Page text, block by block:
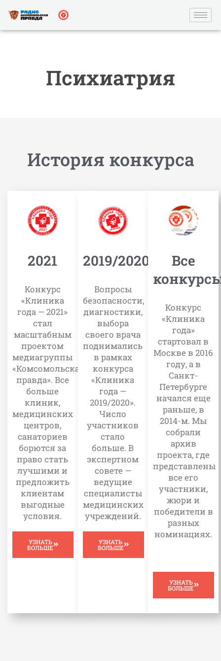
Психиатрия
История конкурса
2021
Конкурс
«Клиника
года — 2021»
стал
масштабным
проектом
медиагруппы
«Комсомольская
правда». Все
больше
клиник,
медицинских
центров,
санаториев
борются за
право стать
лучшими и
предложить
клиентам
выгодные
условия.
УЗНАТЬ
БОЛЬШЕ
2019/2020
Вопросы
безопасности,
диагностики,
выбора
своего врача
поднимались
в рамках
конкурса
«Клиника
года —
2019/2020».
Число
участников
стало
больше. В
экспертном
совете —
ведущие
специалисты
медицинских
учреждений.
УЗНАТЬ
БОЛЬШЕ
Все
Конкурс
«Клиника
года»
стартовал в
Москве в 2016
году, а в
Санкт-
Петербурге
начался еще
раньше, в
2014-м. Мы
собрали
архив
проекта, где
представлены
все его
участники,
жюри и
победители в
разных
номинациях.
УЗНАТЬ
БОЛЬШЕ